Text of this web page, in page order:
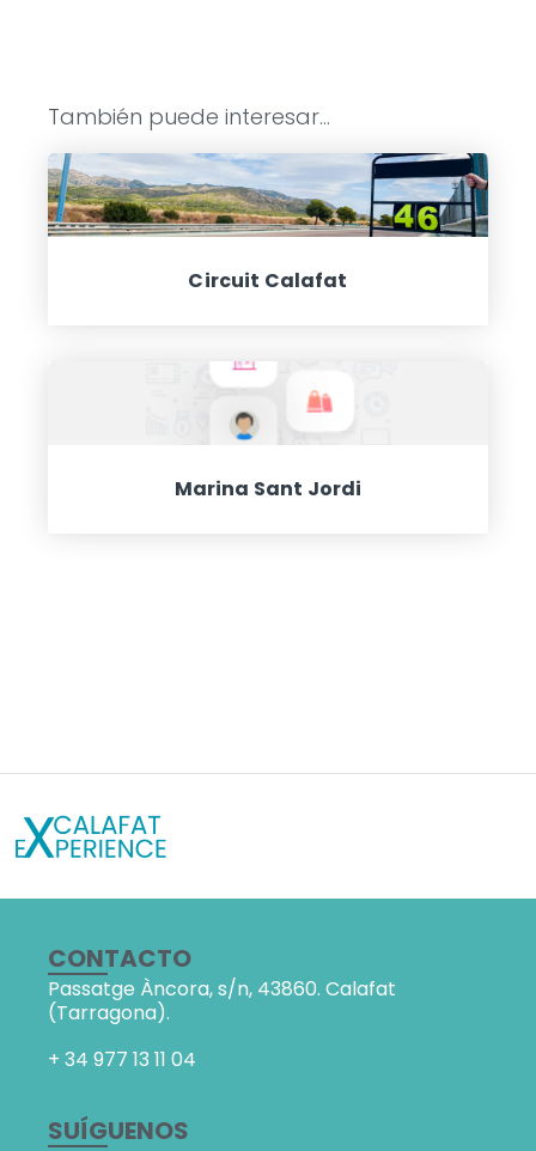
También puede interesar...
Circuit Calafat
Marina Sant Jordi
CONTACTO
Passatge Àncora, s/n, 43860. Calafat
(Tarragona).
+ 34 977 13 11 04
SUÍGUENOS